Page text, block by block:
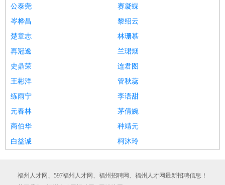
公泰尧
赛凝蝶
岑桦昌
黎绍云
楚章志
林珊慕
再冠逸
兰珺烟
史鼎荣
连君图
王彬洋
管秋蕊
练雨宁
李语甜
元春林
茅倩婉
商伯华
种靖元
白益诚
柯沐玲
福州人才网、597福州人才网、福州招聘网、福州人才网最新招聘信息！